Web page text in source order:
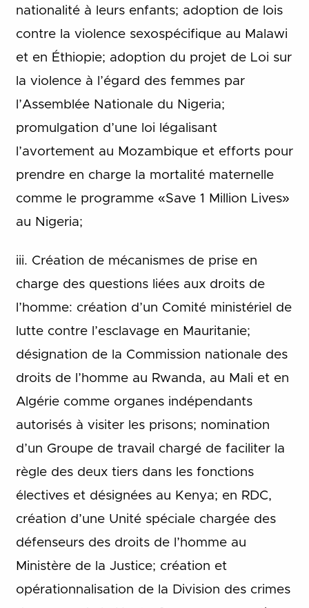
nationalité à leurs enfants; adoption de lois
contre la violence sexospécifique au Malawi
et en Éthiopie; adoption du projet de Loi sur
la violence à l’égard des femmes par
l’Assemblée Nationale du Nigeria;
promulgation d’une loi légalisant
l’avortement au Mozambique et efforts pour
prendre en charge la mortalité maternelle
comme le programme «Save 1 Million Lives»
au Nigeria;
iii. Création de mécanismes de prise en
charge des questions liées aux droits de
l’homme: création d’un Comité ministériel de
lutte contre l’esclavage en Mauritanie;
désignation de la Commission nationale des
droits de l’homme au Rwanda, au Mali et en
Algérie comme organes indépendants
autorisés à visiter les prisons; nomination
d’un Groupe de travail chargé de faciliter la
règle des deux tiers dans les fonctions
électives et désignées au Kenya; en RDC,
création d’une Unité spéciale chargée des
défenseurs des droits de l’homme au
Ministère de la Justice; création et
opérationnalisation de la Division des crimes